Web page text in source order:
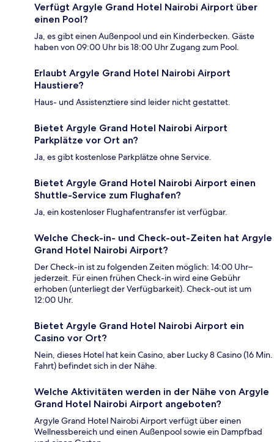
Verfügt Argyle Grand Hotel Nairobi Airport über
einen Pool?
Ja, es gibt einen Außenpool und ein Kinderbecken. Gäste
haben von 09:00 Uhr bis 18:00 Uhr Zugang zum Pool.
Erlaubt Argyle Grand Hotel Nairobi Airport
Haustiere?
Haus- und Assistenztiere sind leider nicht gestattet.
Bietet Argyle Grand Hotel Nairobi Airport
Parkplätze vor Ort an?
Ja, es gibt kostenlose Parkplätze ohne Service.
Bietet Argyle Grand Hotel Nairobi Airport einen
Shuttle-Service zum Flughafen?
Ja, ein kostenloser Flughafentransfer ist verfügbar.
Welche Check-in- und Check-out-Zeiten hat Argyle
Grand Hotel Nairobi Airport?
Der Check-in ist zu folgenden Zeiten möglich: 14:00 Uhr–
jederzeit. Für einen frühen Check-in wird eine Gebühr
erhoben (unterliegt der Verfügbarkeit). Check-out ist um
12:00 Uhr.
Bietet Argyle Grand Hotel Nairobi Airport ein
Casino vor Ort?
Nein, dieses Hotel hat kein Casino, aber Lucky 8 Casino (16 Min.
Fahrt) befindet sich in der Nähe.
Welche Aktivitäten werden in der Nähe von Argyle
Grand Hotel Nairobi Airport angeboten?
Argyle Grand Hotel Nairobi Airport verfügt über einen
Wellnessbereich und einen Außenpool sowie ein Dampfbad